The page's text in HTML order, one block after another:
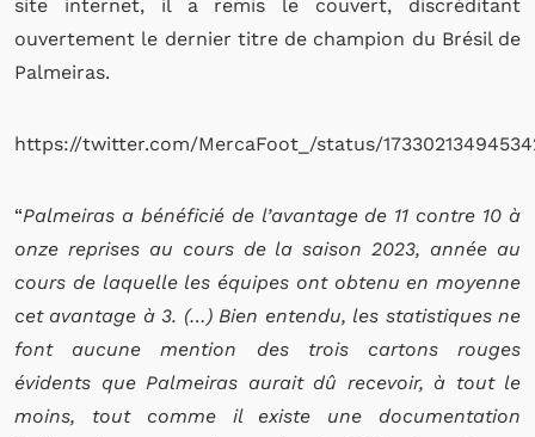
site internet, il a remis le couvert, discréditant
ouvertement le dernier titre de champion du Brésil de
Palmeiras.
https://twitter.com/MercaFoot_/status/
“Palmeiras a bénéficié de l’avantage de 11 contre 10 à
onze reprises au cours de la saison 2023, année au
cours de laquelle les équipes ont obtenu en moyenne
cet avantage à 3. (…) Bien entendu, les statistiques ne
font aucune mention des trois cartons rouges
évidents que Palmeiras aurait dû recevoir, à tout le
moins, tout comme il existe une documentation